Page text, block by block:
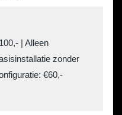
| Alleen
zonder
€60,-